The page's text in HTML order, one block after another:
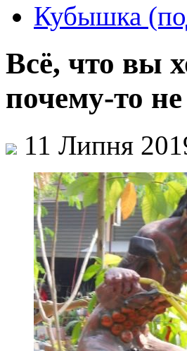
Кубышка
Всё, что вы
почему-то
11 Липня